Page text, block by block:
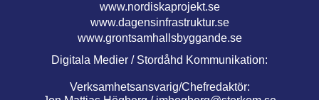
www.nordiskaprojekt.se
www.dagensinfrastruktur.se
www.grontsamhallsbyggande.se
Digitala Medier / Stordåhd Kommunikation:
Verksamhetsansvarig/Chefredaktör: